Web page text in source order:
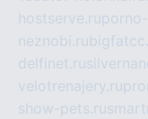
hostserve.ru
neznobi.ru
delfinet.ru
velotrenajery.ru
show-pets.ru